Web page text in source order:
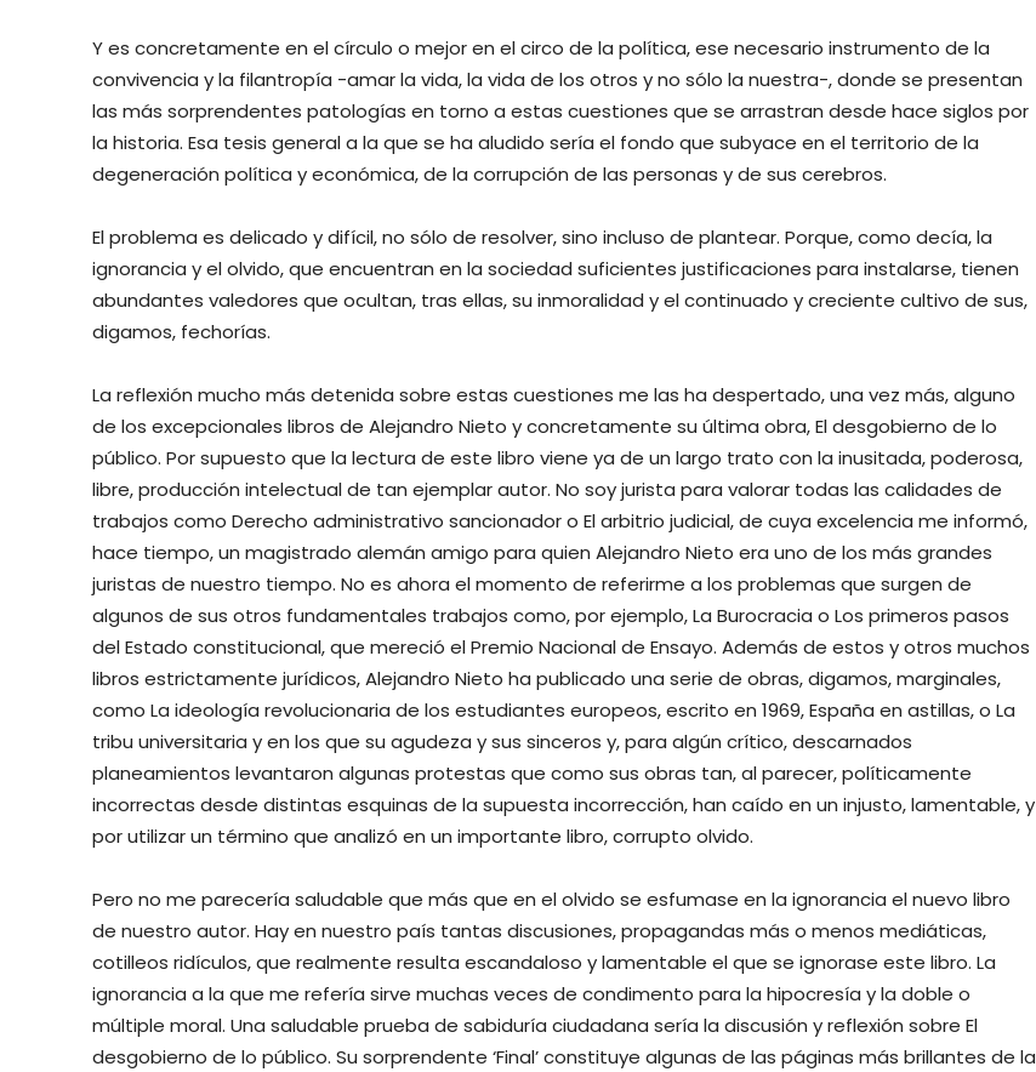
Y es concretamente en el círculo o mejor en el circo de la política, ese necesario instrumento de la
convivencia y la filantropía -amar la vida, la vida de los otros y no sólo la nuestra-, donde se presentan
las más sorprendentes patologías en torno a estas cuestiones que se arrastran desde hace siglos por
la historia. Esa tesis general a la que se ha aludido sería el fondo que subyace en el territorio de la
degeneración política y económica, de la corrupción de las personas y de sus cerebros.
El problema es delicado y difícil, no sólo de resolver, sino incluso de plantear. Porque, como decía, la
ignorancia y el olvido, que encuentran en la sociedad suficientes justificaciones para instalarse, tienen
abundantes valedores que ocultan, tras ellas, su inmoralidad y el continuado y creciente cultivo de sus,
digamos, fechorías.
La reflexión mucho más detenida sobre estas cuestiones me las ha despertado, una vez más, alguno
de los excepcionales libros de Alejandro Nieto y concretamente su última obra, El desgobierno de lo
público. Por supuesto que la lectura de este libro viene ya de un largo trato con la inusitada, poderosa,
libre, producción intelectual de tan ejemplar autor. No soy jurista para valorar todas las calidades de
trabajos como Derecho administrativo sancionador o El arbitrio judicial, de cuya excelencia me informó,
hace tiempo, un magistrado alemán amigo para quien Alejandro Nieto era uno de los más grandes
juristas de nuestro tiempo. No es ahora el momento de referirme a los problemas que surgen de
algunos de sus otros fundamentales trabajos como, por ejemplo, La Burocracia o Los primeros pasos
del Estado constitucional, que mereció el Premio Nacional de Ensayo. Además de estos y otros muchos
libros estrictamente jurídicos, Alejandro Nieto ha publicado una serie de obras, digamos, marginales,
como La ideología revolucionaria de los estudiantes europeos, escrito en 1969, España en astillas, o La
tribu universitaria y en los que su agudeza y sus sinceros y, para algún crítico, descarnados
planeamientos levantaron algunas protestas que como sus obras tan, al parecer, políticamente
incorrectas desde distintas esquinas de la supuesta incorrección, han caído en un injusto, lamentable, y
por utilizar un término que analizó en un importante libro, corrupto olvido.
Pero no me parecería saludable que más que en el olvido se esfumase en la ignorancia el nuevo libro
de nuestro autor. Hay en nuestro país tantas discusiones, propagandas más o menos mediáticas,
cotilleos ridículos, que realmente resulta escandaloso y lamentable el que se ignorase este libro. La
ignorancia a la que me refería sirve muchas veces de condimento para la hipocresía y la doble o
múltiple moral. Una saludable prueba de sabiduría ciudadana sería la discusión y reflexión sobre El
desgobierno de lo público. Su sorprendente ‘Final’ constituye algunas de las páginas más brillantes de la